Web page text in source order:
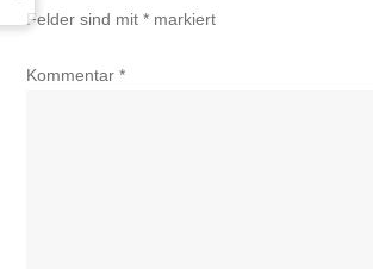
Felder sind mit* markiert
Kommentar*